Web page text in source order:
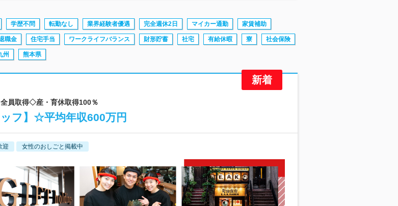
学歴不問 転勤なし 業界経験者優遇 完全週休2日 マイカー通勤 家賃補助
職金 住宅手当 ワークライフバランス 財形貯蓄 社宅 有給休暇 寮 社会保険
州 熊本県
員取得◇産・育休取得100％
フ】☆平均年収600万円
迎 女性のおしごと掲載中